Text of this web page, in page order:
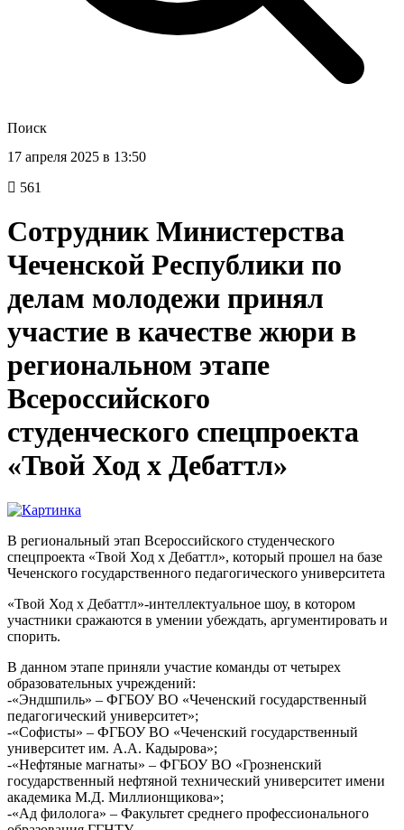
Поиск
17 апреля 2025 в 13:50
561
Сотрудник Министерства
Чеченской Республики по
делам молодежи принял
участие в качестве жюри в
региональном этапе
Всероссийского
студенческого спецпроекта
«Твой Ход х Дебаттл»
В региональный этап Всероссийского студенческого
спецпроекта «Твой Ход х Дебаттл», который прошел на базе
Чеченского государственного педагогического университета
«Твой Ход х Дебаттл»-интеллектуальное шоу, в котором
участники сражаются в умении убеждать, аргументировать и
спорить.
В данном этапе приняли участие команды от четырех
образовательных учреждений:
-«Эндшпиль» – ФГБОУ ВО «Чеченский государственный
педагогический университет»;
-«Софисты» – ФГБОУ ВО «Чеченский государственный
университет им. А.А. Кадырова»;
-«Нефтяные магнаты» – ФГБОУ ВО «Грозненский
государственный нефтяной технический университет имени
академика М.Д. Миллионщикова»;
-«Ад филолога» – Факультет среднего профессионального